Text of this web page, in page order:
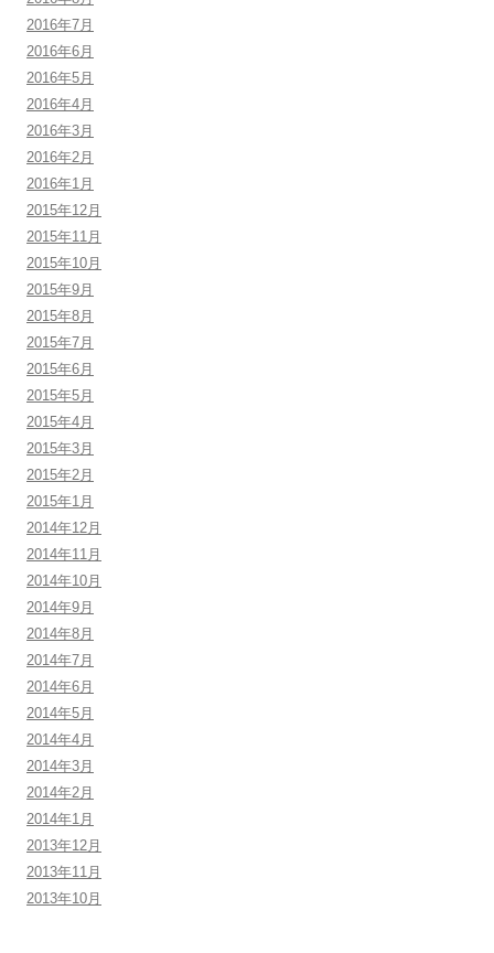
2016年7月
2016年6月
2016年5月
2016年4月
2016年3月
2016年2月
2016年1月
2015年12月
2015年11月
2015年10月
2015年9月
2015年8月
2015年7月
2015年6月
2015年5月
2015年4月
2015年3月
2015年2月
2015年1月
2014年12月
2014年11月
2014年10月
2014年9月
2014年8月
2014年7月
2014年6月
2014年5月
2014年4月
2014年3月
2014年2月
2014年1月
2013年12月
2013年11月
2013年10月